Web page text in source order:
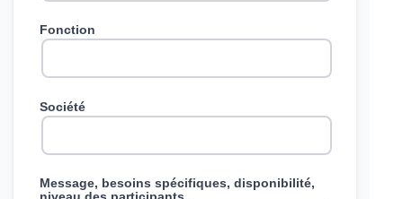
Fonction
Société
Message, besoins spécifiques, disponibilité,
niveau des participants...